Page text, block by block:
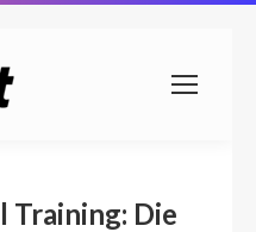
Training: Die